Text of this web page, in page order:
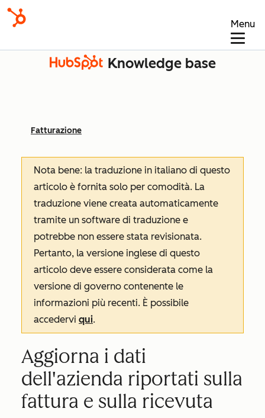
Menu
Knowledge base
Fatturazione
Nota bene: la traduzione in italiano di questo
articolo è fornita solo per comodità. La
traduzione viene creata automaticamente
tramite un software di traduzione e
potrebbe non essere stata revisionata.
Pertanto, la versione inglese di questo
articolo deve essere considerata come la
versione di governo contenente le
informazioni più recenti. È possibile
accedervi qui.
Aggiorna i dati
dell'azienda riportati sulla
fattura e sulla ricevuta